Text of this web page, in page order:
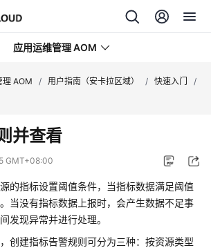
应用运维管理 AOM
理 AOM / 用户指南（安卡拉区域） / 快速入门
/
并查看
GMT+08:00
的指标设置阈值条件，当指标数据满足阈值
当没有指标数据上报时，会产生数据不足事
发现异常并进行处理。
创建指标告警规则可分为三种：按资源类型